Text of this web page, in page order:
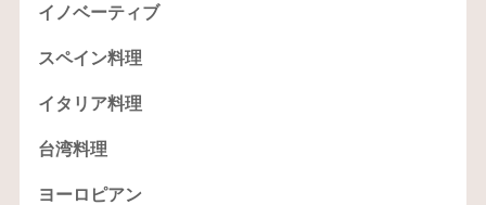
イノベーティブ
スペイン料理
イタリア料理
台湾料理
ヨーロピアン